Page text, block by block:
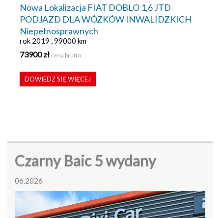
Nowa Lokalizacja FIAT DOBLO 1,6 JTD
PODJAZD DLA WÓZKÓW INWALIDZKICH
Niepełnosprawnych
rok 2019 , 99000 km
73900 zł cena brutto
DOWIEDZ SIĘ WIĘCEJ
Czarny Baic 5 wydany
06.2026